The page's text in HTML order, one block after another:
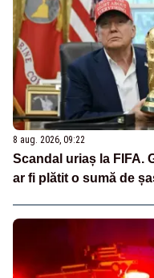
8 aug. 2026, 09:22
Scandal uriaș la FIFA.
ar fi plătit o sumă de